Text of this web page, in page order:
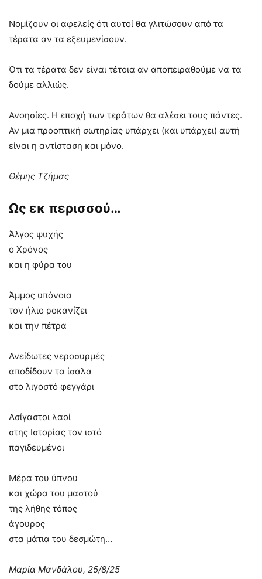
Νομίζουν οι αφελείς ότι αυτοί θα γλιτώσουν από τα
τέρατα αν τα εξευμενίσουν.
Ότι τα τέρατα δεν είναι τέτοια αν αποπειραθούμε να τα
δούμε αλλιώς.
Ανοησίες. Η εποχή των τεράτων θα αλέσει τους πάντες.
Αν μια προοπτική σωτηρίας υπάρχει (και υπάρχει) αυτή
είναι η αντίσταση και μόνο.
Θέμης Τζήμας
Ως εκ περισσού…
Άλγος ψυχής
ο Χρόνος
και η φύρα του
Άμμος υπόνοια
τον ήλιο ροκανίζει
και την πέτρα
Ανείδωτες νεροσυρμές
αποδίδουν τα ίσαλα
στο λιγοστό φεγγάρι
Ασίγαστοι λαοί
στης Ιστορίας τον ιστό
παγιδευμένοι
Μέρα του ύπνου
και χώρα του μαστού
της λήθης τόπος
άγουρος
στα μάτια του δεσμώτη…
Μαρία Μανδάλου, 25/8/25